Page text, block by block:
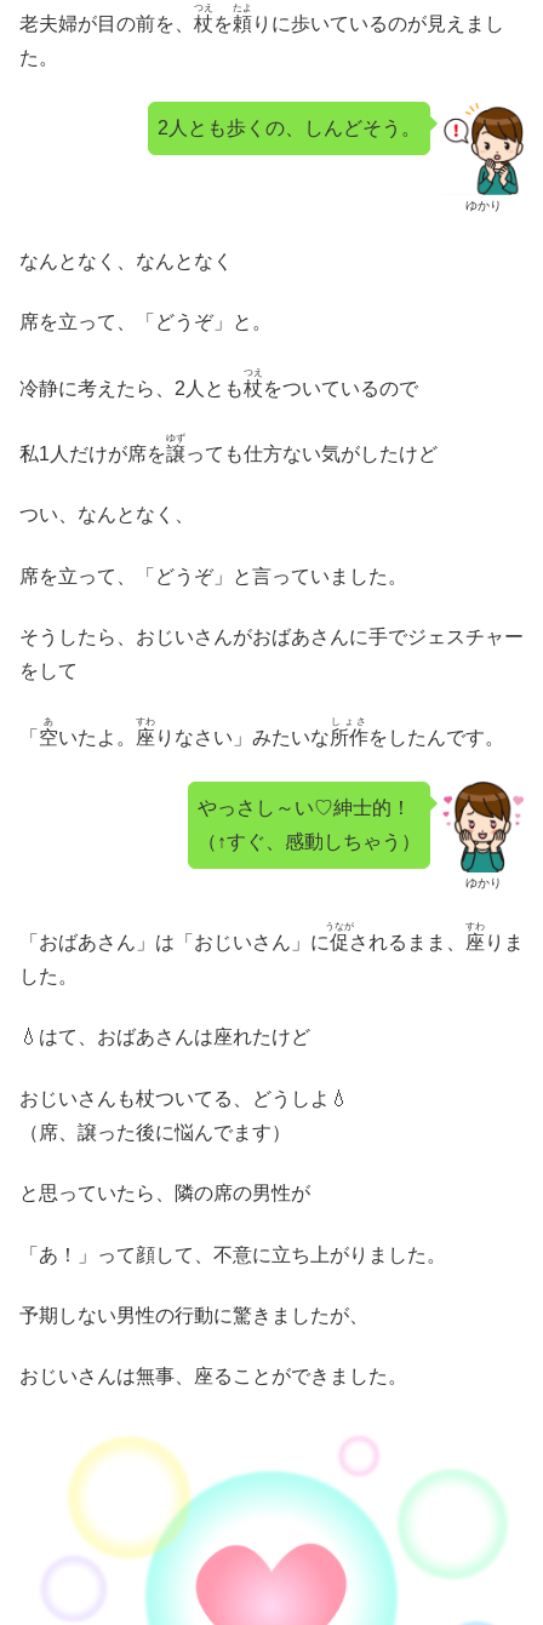
老夫婦が目の前を、 杖
つえ
を頼
たよ
りに歩いているのが見えまし
た。
ゆかり
2人とも歩くの、しんどそう。
なんとなく、なんとなく
席を立って、「どうぞ」と。
冷静に考えたら、2人とも杖
つえ
をついているので
私1人だけが席を譲
ゆず
っても仕方ない気がしたけど
つい、なんとなく、
席を立って、「どうぞ」と言っていました。
そうしたら、おじいさんがおばあさんに手でジェスチャー
をして
「 空
あ
いたよ。 座
すわ
りなさい」みたいな所作
しょさ
をしたんです。
ゆかり
やっさし～い♡紳士的！
（↑すぐ、感動しちゃう）
「おばあさん」は「おじいさん」に促
うなが
されるまま、 座
すわ
りま
した。
💧はて、おばあさんは座れたけど
おじいさんも杖ついてる、どうしよ💧
（席、譲った後に悩んでます）
と思っていたら、隣の席の男性が
「あ！」って顔して、不意に立ち上がりました。
予期しない男性の行動に驚きましたが、
おじいさんは無事、座ることができました。